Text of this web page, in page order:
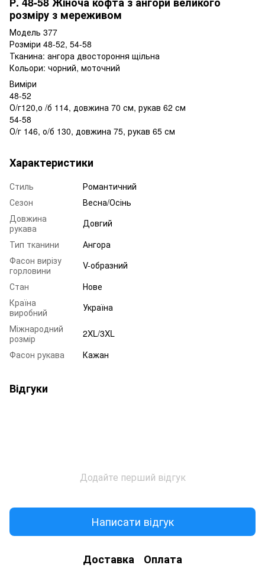
розміру з мереживом
Модель 377
Розміри 48-52, 54-58
Тканина: ангора двостороння щільна
Кольори: чорний, моточний
Виміри
48-52
О/г120,о /б 114, довжина 70 см, рукав 62 см
54-58
О/г 146, о/б 130, довжина 75, рукав 65 см
Характеристики
Стиль
Романтичний
Сезон
Весна/Осінь
Довжина
рукава
Довгий
Тип тканини
Ангора
Фасон вирізу
горловини
V-образний
Стан
Нове
Країна
виробний
Україна
Міжнародний
розмір
2XL/3XL
Фасон рукава
Кажан
Відгуки
Додайте перший відгук
Написати відгук
Доставка Оплата